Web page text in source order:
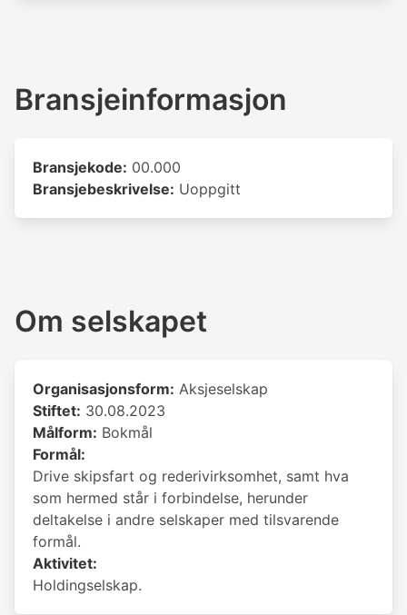
Bransjeinformasjon
Bransjekode: 00.000
Bransjebeskrivelse: Uoppgitt
Om selskapet
Organisasjonsform: Aksjeselskap
Stiftet: 30.08.2023
Målform: Bokmål
Formål:
Drive skipsfart og rederivirksomhet, samt hva
som hermed står i forbindelse, herunder
deltakelse i andre selskaper med tilsvarende
formål.
Aktivitet:
Holdingselskap.